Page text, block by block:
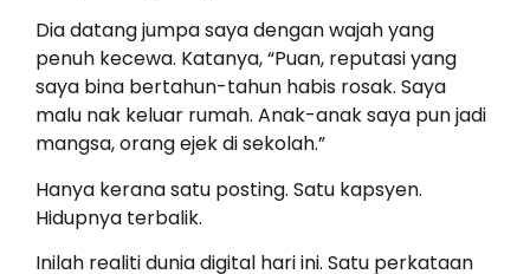
Dia datang jumpa saya dengan wajah yang
penuh kecewa. Katanya, “Puan, reputasi yang
saya bina bertahun-tahun habis rosak. Saya
malu nak keluar rumah. Anak-anak saya pun jadi
mangsa, orang ejek di sekolah.”
Hanya kerana satu posting. Satu kapsyen.
Hidupnya terbalik.
Inilah realiti dunia digital hari ini. Satu perkataan